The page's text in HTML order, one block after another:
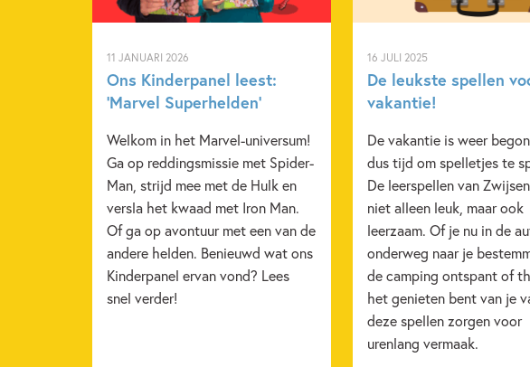
11 JANUARI 2026
Ons Kinderpanel leest:
‘Marvel Superhelden’
Welkom in het Marvel-universum!
Ga op reddingsmissie met Spider-
Man, strijd mee met de Hulk en
versla het kwaad met Iron Man.
Of ga op avontuur met een van de
andere helden. Benieuwd wat ons
Kinderpanel ervan vond? Lees
snel verder!
16 JULI 2025
De leukste spellen
vakantie!
De vakantie is weer
dus tijd om spelletjes te
De leerspellen van
niet alleen leuk, maar ook
leerzaam. Of je nu in de
onderweg naar je
de camping ontspant of
het genieten bent van je
deze spellen zorgen voor
urenlang vermaak.